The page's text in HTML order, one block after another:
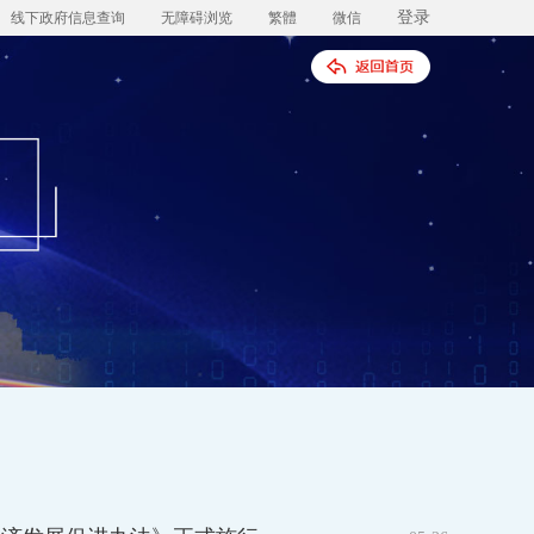
登录
微信
繁體
无障碍浏览
线下政府信息查询